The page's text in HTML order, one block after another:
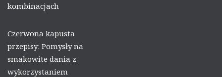
kombinacjach
Czerwona kapusta
przepisy: Pomysły na
smakowite dania z
wykorzystaniem